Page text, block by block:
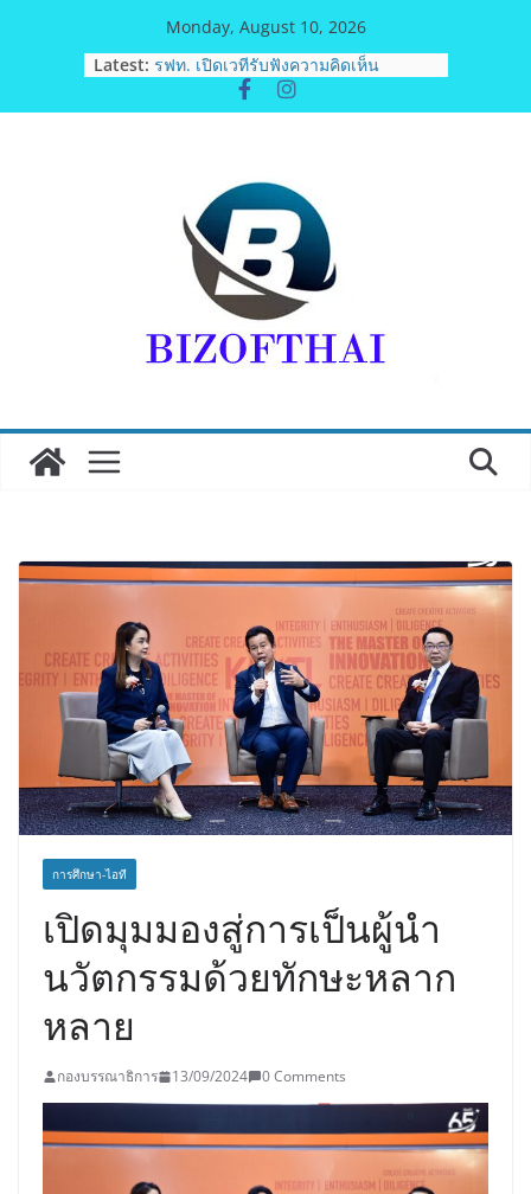
Monday, August 10, 2026
Latest: ความชุ่มชื้นให้กับผิว” มอบเอบอนเน่ เด
อร์มาโลชั่นยูเรียเข้มข้นแก่ กทม. ส่งต่อ
พลังความห่วงใยสู่ผู้สูงอายุและกลุ่ม
ประชาชน ครั้งที่ 2 โครงการรถไฟฟ้า
สายสีแดงเข้ม “วงเวียนใหญ่–มหาชัย”
เดินหน้าพัฒนาโครงการบนพื้นฐานข้อ
เท็จจริงและการมีส่วนร่วม
“เอกนิติ” เตือนบริษัทมหาชนที่ค้างชำระ
ค่าบริการวิชาชีพ ต้องเปิดเผยข้อมูลทาง
บัญชีอย่างถูกต้อง ระวังการนำส่งงบการ
เงินต่อ ก.ล.ต. โดยไม่แสดงภาระหนี้ตาม
พิตบลู ศิษย์ทรายทอง กำปั้นดาวรุ่งวัย 15
SUPER CHAMP
ภารกิจตำรวจจราจรโครงการพระ
ราชดำริ นำส่งอวัยวะหัวใจ ดวงที่ 184
สำเร็จลุล่วง ณ รพ.ศิริราช
การศึกษา-ไอที
เปิดมุมมองสู่การเป็นผู้นำ
นวัตกรรมด้วยทักษะหลาก
หลาย
กองบรรณาธิการ 13/09/2024 0 Comments